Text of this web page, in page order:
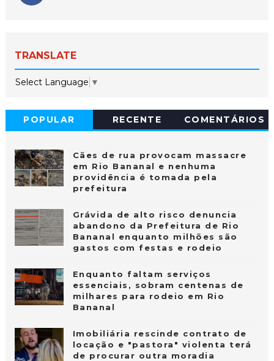
TRANSLATE
Select Language ▼
POPULAR RECENTE COMENTÁRIOS
Cães de rua provocam massacre
em Rio Bananal e nenhuma
providência é tomada pela
prefeitura
Grávida de alto risco denuncia
abandono da Prefeitura de Rio
Bananal enquanto milhões são
gastos com festas e rodeio
Enquanto faltam serviços
essenciais, sobram centenas de
milhares para rodeio em Rio
Bananal
Imobiliária rescinde contrato de
locação e "pastora" violenta terá
de procurar outra moradia